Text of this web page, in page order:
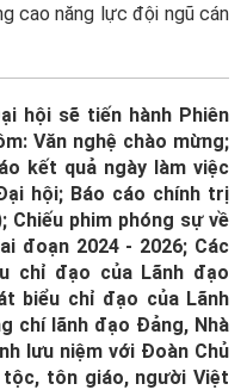
cao năng lực đội ngũ cán
hội sẽ tiến hành Phiên
Văn nghệ chào mừng;
kết quả ngày làm việc
hội; Báo cáo chính trị
phim phóng sự về
đoạn 2024 - 2026; Các
chỉ đạo của Lãnh đạo
biểu chỉ đạo của Lãnh
chí lãnh đạo Đảng, Nhà
lưu niệm với Đoàn Chủ
tôn giáo, người Việt